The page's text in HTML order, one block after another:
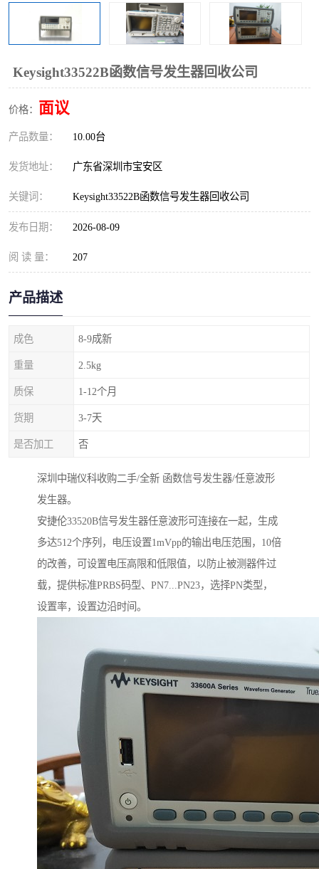
Keysight33522B函数信号发生器回收公司
价格： 面议
产品数量： 10.00台
发货地址： 广东省深圳市宝安区
关键词： Keysight33522B函数信号发生器回收公司
发布日期： 2026-08-09
阅 读 量： 207
产品描述
成色 8-9成新
重量 2.5kg
质保 1-12个月
货期 3-7天
是否加工 否
深圳中瑞仪科收购二手/全新 函数信号发生器/任意波形
发生器。
安捷伦33520B信号发生器任意波形可连接在一起，生成
多达512个序列，电压设置1mVpp的输出电压范围，10倍
的改善，可设置电压高限和低限值，以防止被测器件过
载，提供标准PRBS码型、PN7...PN23，选择PN类型，
设置率，设置边沿时间。